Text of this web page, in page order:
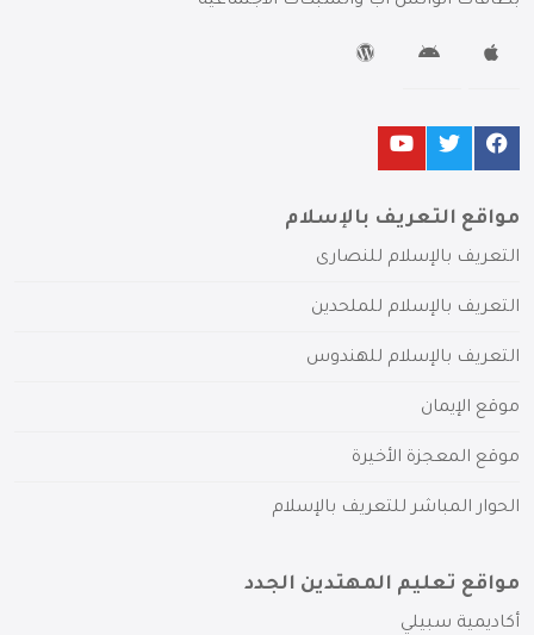
مواقع التعريف بالإسلام
التعريف بالإسلام للنصارى
التعريف بالإسلام للملحدين
التعريف بالإسلام للهندوس
موقع الإيمان
موقع المعجزة الأخيرة
الحوار المباشر للتعريف بالإسلام
مواقع تعليم المهتدين الجدد
أكاديمية سبيلي